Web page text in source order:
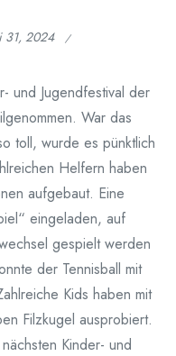
31, 2024
und Jugendfestival der
War das
toll, wurde es pünktlich
Helfern haben
aufgebaut. Eine
eingeladen, auf
gespielt werden
der Tennisball mit
Kids haben mit
Filzkugel ausprobiert.
Kinder- und